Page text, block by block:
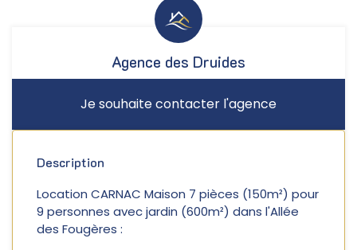
Agence des Druides
Je souhaite contacter l'agence
Description
Location CARNAC Maison 7 pièces (150m²) pour
9 personnes avec jardin (600m²) dans l'Allée
des Fougères :